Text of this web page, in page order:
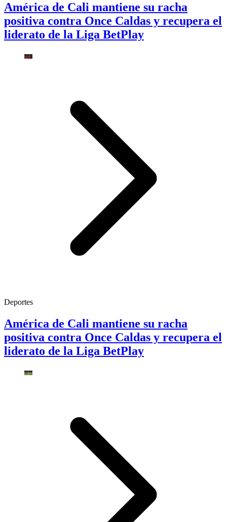
América de Cali mantiene su racha
positiva contra Once Caldas y recupera el
liderato de la Liga BetPlay
Deportes
América de Cali mantiene su racha
positiva contra Once Caldas y recupera el
liderato de la Liga BetPlay